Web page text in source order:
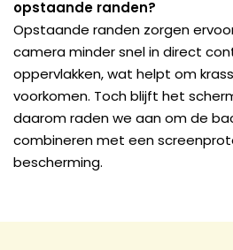
opstaande randen?
Opstaande randen zorgen
camera minder snel in direct
oppervlakken, wat helpt om
voorkomen. Toch blijft het
daarom raden we aan om de
combineren met een
bescherming.